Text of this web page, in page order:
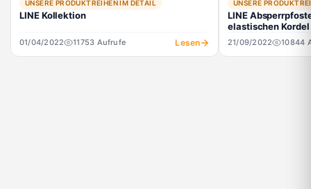
UNSERE PRODUKTREIHEN IM DETAIL
LINE Kollektion
01/04/2022 11753 Aufrufe Lesen
UNSERE
LINE
elastischen Kordel
21/09/2022 10844